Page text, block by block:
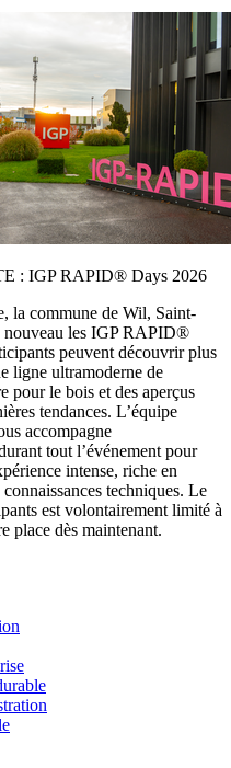
: IGP RAPID® Days 2026
la commune de Wil, Saint-
nouveau les IGP RAPID®
peuvent découvrir plus
ligne ultramoderne de
pour le bois et des aperçus
tendances. L’équipe
accompagne
tout l’événement pour
intense, riche en
techniques. Le
est volontairement limité à
place dès maintenant.